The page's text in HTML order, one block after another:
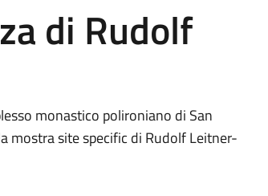
di Rudolf
monastico polironiano di San
mostra site specific di Rudolf Leitner-